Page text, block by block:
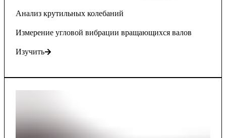
Анализ крутильных колебаний
Измерение угловой вибрации вращающихся валов
Изучить